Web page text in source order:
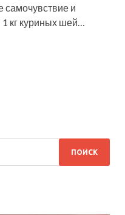
самочувствие и
кг куриных шей…